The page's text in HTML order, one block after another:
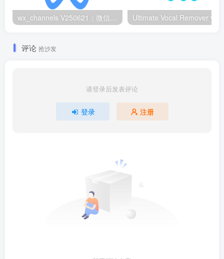
wx_channels V250621：微信视频号下载工具|支持Win/macOS
评论 抢沙发
请登录后发表评论
登录 注册